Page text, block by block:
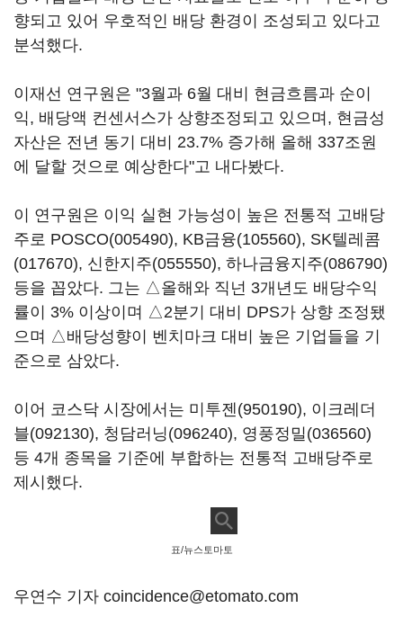
향되고 있어 우호적인 배당 환경이 조성되고 있다고
분석했다.
이재선 연구원은 "3월과 6월 대비 현금흐름과 순이
익, 배당액 컨센서스가 상향조정되고 있으며, 현금성
자산은 전년 동기 대비 23.7% 증가해 올해 337조원
에 달할 것으로 예상한다"고 내다봤다.
이 연구원은 이익 실현 가능성이 높은 전통적 고배당
주로 POSCO(005490), KB금융(105560), SK텔레콤
(017670), 신한지주(055550), 하나금융지주(086790)
등을 꼽았다. 그는 △올해와 직넌 3개년도 배당수익
률이 3% 이상이며 △2분기 대비 DPS가 상향 조정됐
으며 △배당성향이 벤치마크 대비 높은 기업들을 기
준으로 삼았다.
이어 코스닥 시장에서는 미투젠(950190), 이크레더
블(092130), 청담러닝(096240), 영풍정밀(036560)
등 4개 종목을 기준에 부합하는 전통적 고배당주로
제시했다.
표/뉴스토마토
우연수 기자 coincidence@etomato.com